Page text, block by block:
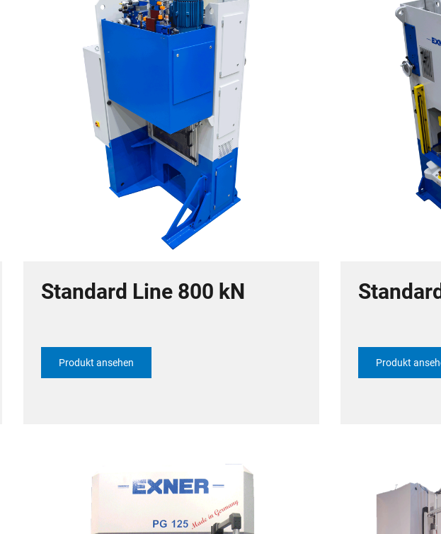
Standard Line 800 kN
Produkt ansehen Produkt